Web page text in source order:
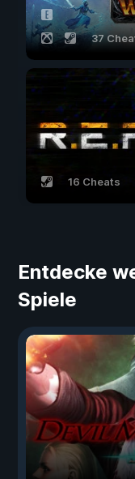
37
16 Cheats
Entdecke
Spiele